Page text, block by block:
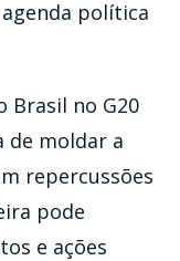
política
Brasil no G20
de moldar a
repercussões
pode
e ações